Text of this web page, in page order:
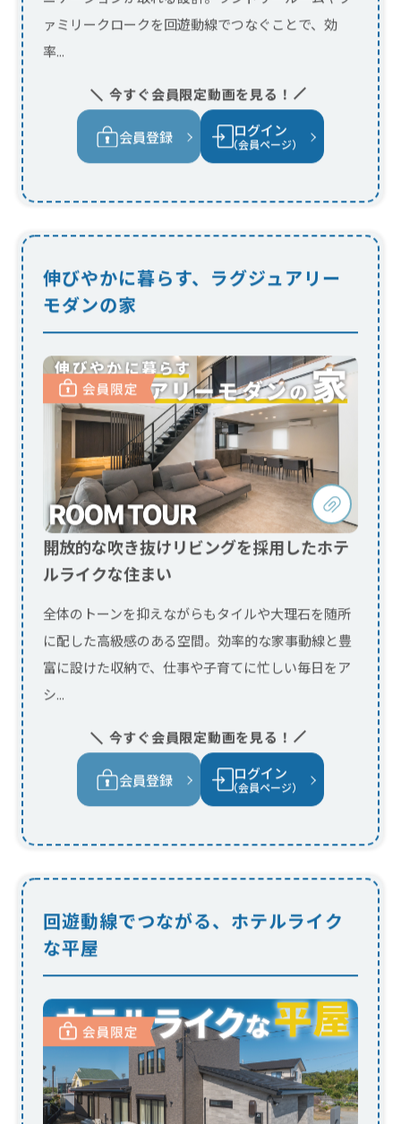
伸びやかに暮らす、ラグジュアリー
モダンの家
開放的な吹き抜けリビングを採用したホテ
ルライクな住まい
全体のトーンを抑えながらもタイルや大理石を随所
に配した高級感のある空間。効率的な家事動線と豊
富に設けた収納で、仕事や子育てに忙しい毎日をア
シ...
今すぐ会員限定動画を見る！
会員登録 （会員ページ）
回遊動線でつながる、ホテルライク
な平屋
高級感あふれるデザインを取り入れた心地
よい平屋の邸宅
ダイナミックに広がる約25帖の吹き抜けリビング
と、洗練されたモノトーンのホテルライクなインテ